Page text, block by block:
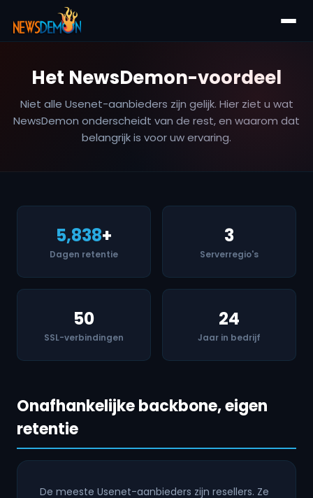
Het NewsDemon-voordeel
Niet alle Usenet-aanbieders zijn gelijk. Hier ziet u wat
NewsDemon onderscheidt van de rest, en waarom dat
belangrijk is voor uw ervaring.
5,838+
Dagen retentie
3
Serverregio's
50
SSL-verbindingen
24
Jaar in bedrijf
Onafhankelijke backbone, eigen
retentie
De meeste Usenet-aanbieders zijn resellers. Ze